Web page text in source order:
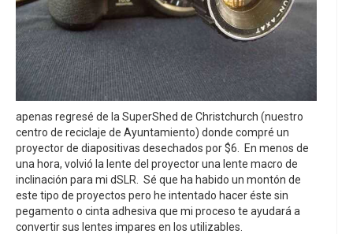
apenas regresé de la SuperShed de Christchurch (nuestro
centro de reciclaje de Ayuntamiento) donde compré un
proyector de diapositivas desechados por $6. En menos de
una hora, volvió la lente del proyector una lente macro de
inclinación para mi dSLR. Sé que ha habido un montón de
este tipo de proyectos pero he intentado hacer éste sin
pegamento o cinta adhesiva que mi proceso te ayudará a
convertir sus lentes impares en los utilizables.